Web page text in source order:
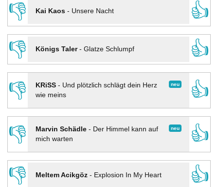
👎
Kai Kaos- Unsere Nacht
👍
👎
Königs Taler- Glatze Schlumpf
👍
👎
neu
KRiSS- Und plötzlich schlägt dein Herz
wie meins
👍
👎 neu
Marvin Schädle- Der Himmel kann auf
mich warten
👍
👎
Meltem Acikgöz- Explosion In My Heart
👍